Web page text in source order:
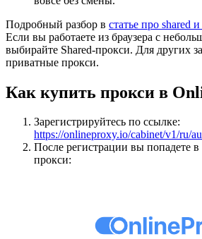
Подробный разбор в статье про shared
Если вы работаете из браузера с
выбирайте Shared-прокси. Для других
приватные прокси.
Как купить прокси в
Зарегистрируйтесь по ссылке:
https://onlineproxy.io/cabinet/v1/ru/
После регистрации вы попадете
прокси: